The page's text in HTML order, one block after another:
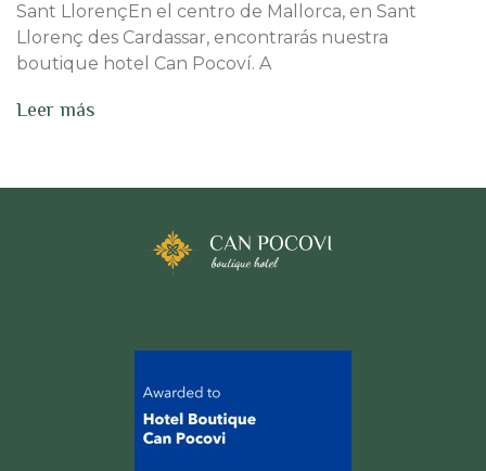
Sant LlorençEn el centro de Mallorca, en Sant
Llorenç des Cardassar, encontrarás nuestra
boutique hotel Can Pocoví. A
Leer más